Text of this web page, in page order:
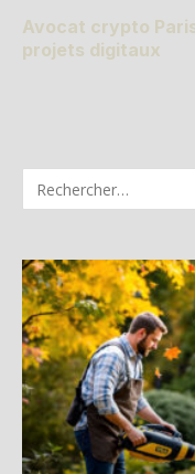
Avocat crypto
projets digitaux